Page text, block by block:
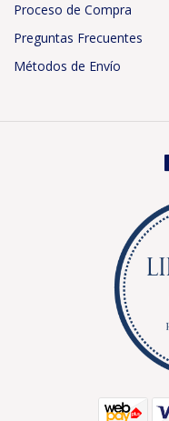
Proceso de Compra
Preguntas Frecuentes
Métodos de Envío